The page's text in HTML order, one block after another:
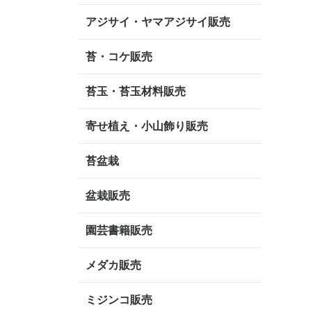
アジサイ・ヤマアジサイ販売
苔・コケ販売
苔玉・苔玉材料販売
寄せ植え・小山飾り販売
苔盆栽
盆栽販売
園芸書籍販売
メダカ販売
ミジンコ販売